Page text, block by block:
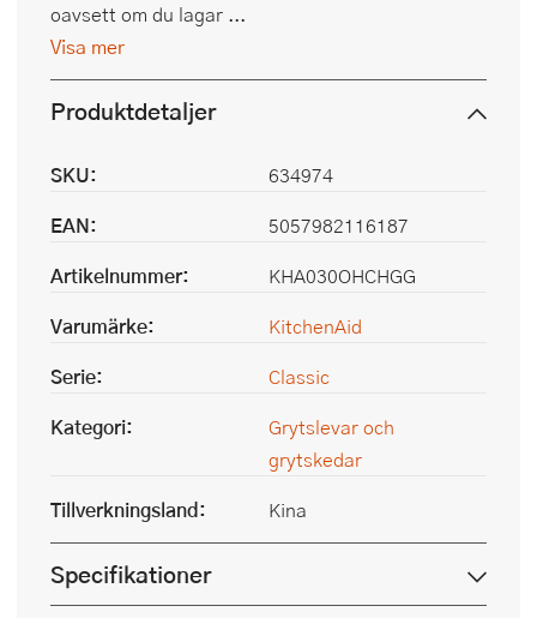
oavsett om du lagar ...
Visa mer
Produktdetaljer
SKU:
634974
EAN:
5057982116187
Artikelnummer:
KHA030OHCHGG
Varumärke:
KitchenAid
Serie:
Classic
Kategori:
Grytslevar och
grytskedar
Tillverkningsland:
Kina
Specifikationer